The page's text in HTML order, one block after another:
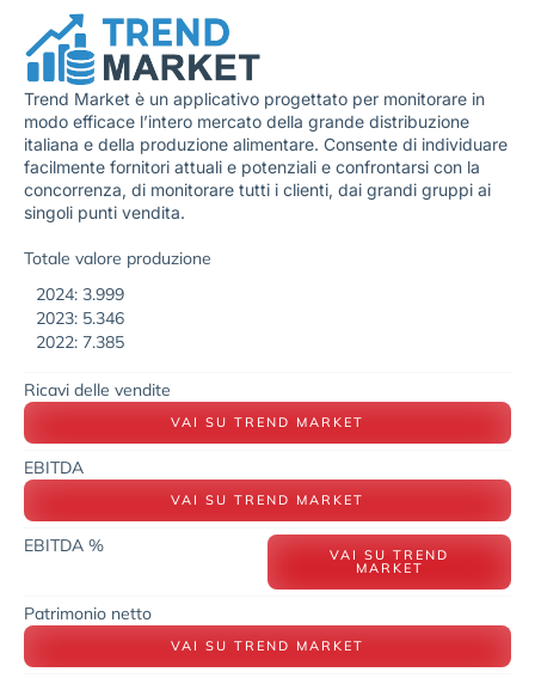
Trend Market è un applicativo progettato per monitorare in
modo efficace l’intero mercato della grande distribuzione
italiana e della produzione alimentare. Consente di individuare
facilmente fornitori attuali e potenziali e confrontarsi con la
concorrenza, di monitorare tutti i clienti, dai grandi gruppi ai
singoli punti vendita.
Totale valore produzione
2024: 3.999
2023: 5.346
2022: 7.385
Ricavi delle vendite
VAI SU TREND MARKET
EBITDA
VAI SU TREND MARKET
EBITDA % VAI SU TREND
MARKET
Patrimonio netto
VAI SU TREND MARKET